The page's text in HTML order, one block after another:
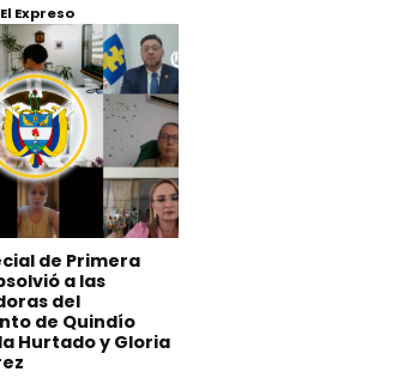
Expreso
de Primera
a las
del
de Quindío
Hurtado y Gloria